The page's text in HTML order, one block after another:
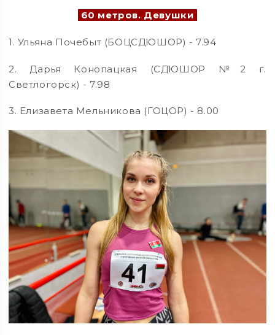
60 метров. Девушки
1. Ульяна Почебыт (БОЦСДЮШОР) - 7.94
2. Дарья Конопацкая (СДЮШОР №2 г.
Светлогорск) - 7.98
3. Елизавета Мельникова (ГОЦОР) - 8.00